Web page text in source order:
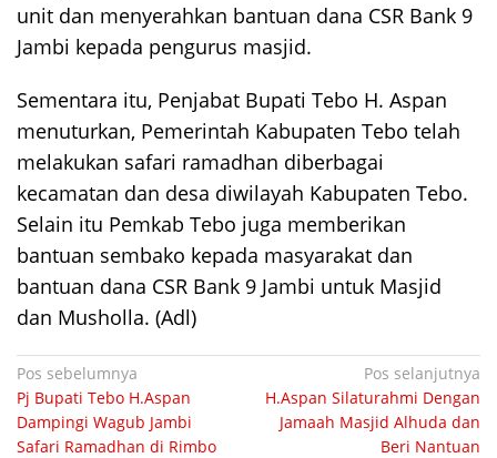
unit dan menyerahkan bantuan dana CSR Bank 9
Jambi kepada pengurus masjid.
Sementara itu, Penjabat Bupati Tebo H. Aspan
menuturkan, Pemerintah Kabupaten Tebo telah
melakukan safari ramadhan diberbagai
kecamatan dan desa diwilayah Kabupaten Tebo.
Selain itu Pemkab Tebo juga memberikan
bantuan sembako kepada masyarakat dan
bantuan dana CSR Bank 9 Jambi untuk Masjid
dan Musholla. (Adl)
Navigasi
pos
Pos sebelumnya
Pj Bupati Tebo H.Aspan
Dampingi Wagub Jambi
Safari Ramadhan di Rimbo
Pos selanjutnya
H.Aspan Silaturahmi Dengan
Jamaah Masjid Alhuda dan
Beri Nantuan